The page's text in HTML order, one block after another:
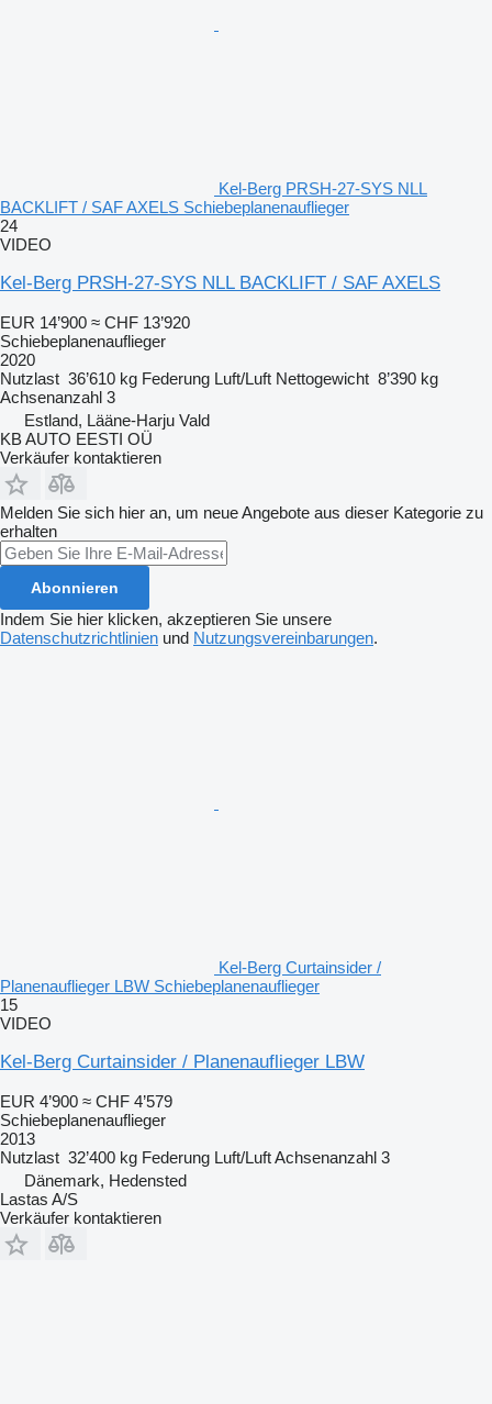
Kel-Berg PRSH-27-SYS NLL
BACKLIFT / SAF AXELS Schiebeplanenauflieger
24
VIDEO
Kel-Berg PRSH-27-SYS NLL BACKLIFT / SAF AXELS
EUR 14’900 ≈ CHF 13’920
Schiebeplanenauflieger
2020
Nutzlast 36’610 kg Federung Luft/Luft Nettogewicht 8’390 kg
Achsenanzahl 3
Estland, Lääne-Harju Vald
KB AUTO EESTI OÜ
Verkäufer kontaktieren
Melden Sie sich hier an, um neue Angebote aus dieser Kategorie zu
erhalten
Abonnieren
Indem Sie hier klicken, akzeptieren Sie unsere
Datenschutzrichtlinien und Nutzungsvereinbarungen.
Kel-Berg Curtainsider /
Planenauflieger LBW Schiebeplanenauflieger
15
VIDEO
Kel-Berg Curtainsider / Planenauflieger LBW
EUR 4’900 ≈ CHF 4’579
Schiebeplanenauflieger
2013
Nutzlast 32’400 kg Federung Luft/LuftAchsenanzahl 3
Dänemark, Hedensted
Lastas A/S
Verkäufer kontaktieren